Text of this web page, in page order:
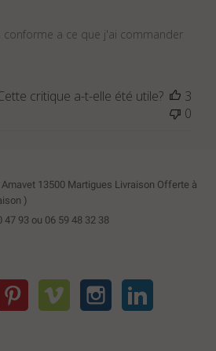
a ce que j'ai commander
critique a-t-elle été utile?
3
0
Amavet 13500 Martigues Livraison Offerte à
)
47 93 ou 06 59 48 32 38
Pinterest Vimeo Instagram